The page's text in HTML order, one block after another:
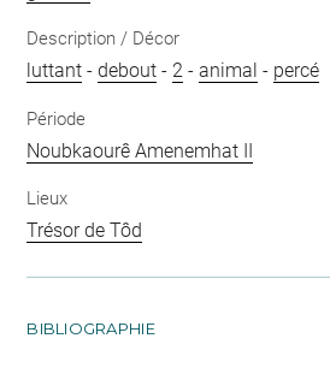
Description / Décor
luttant -debout - 2 -animal - percé
Période
Noubkaourê Amenemhat II
Lieux
Trésor de Tôd
BIBLIOGRAPHIE